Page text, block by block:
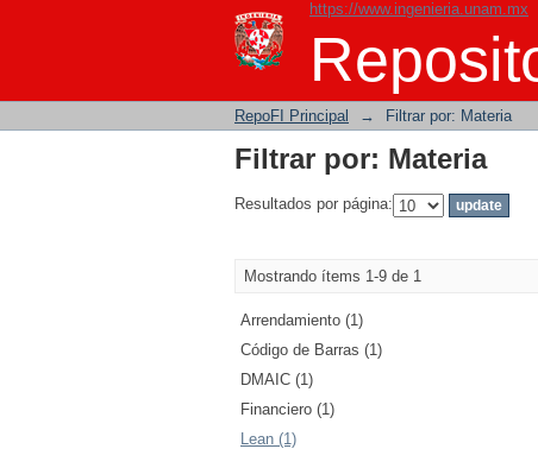
https://www.ingenieria.unam.mx
Filtrar por: Materia
RepoFI Principal → Filtrar por: Materia
Filtrar por: Materia
Resultados por página:
Mostrando ítems 1-9 de 1
Arrendamiento (1)
Código de Barras (1)
DMAIC (1)
Financiero (1)
Lean (1)